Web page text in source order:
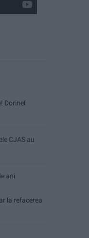
Dorinel
CJAS au
ani
la refacerea